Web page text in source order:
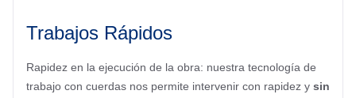
Trabajos Rápidos
Rapidez en la ejecución de la obra: nuestra tecnología de
trabajo con cuerdas nos permite intervenir con rapidez y sin